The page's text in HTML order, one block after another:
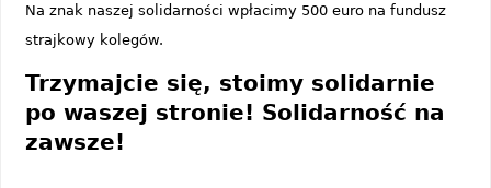
Na znak naszej solidarności wpłacimy 500 euro na fundusz
strajkowy kolegów.
Trzymajcie się, stoimy solidarnie
po waszej stronie! Solidarność na
zawsze!